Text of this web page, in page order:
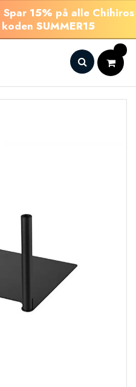
15% på alle Chihiros
SUMMER15
Search